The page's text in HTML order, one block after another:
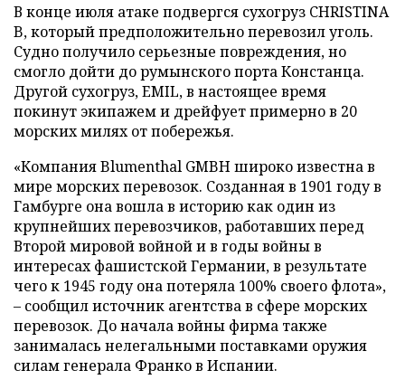
В конце июля атаке подвергся сухогруз CHRISTINA
B, который предположительно перевозил уголь.
Судно получило серьезные повреждения, но
смогло дойти до румынского порта Констанца.
Другой сухогруз, EMIL, в настоящее время
покинут экипажем и дрейфует примерно в 20
морских милях от побережья.
«Компания Blumenthal GMBH широко известна в
мире морских перевозок. Созданная в 1901 году в
Гамбурге она вошла в историю как один из
крупнейших перевозчиков, работавших перед
Второй мировой войной и в годы войны в
интересах фашистской Германии, в результате
чего к 1945 году она потеряла 100% своего флота»,
– сообщил источник агентства в сфере морских
перевозок. До начала войны фирма также
занималась нелегальными поставками оружия
силам генерала Франко в Испании.